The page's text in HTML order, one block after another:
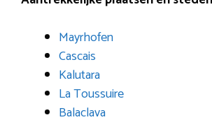
Mayrhofen
Cascais
Kalutara
La Toussuire
Balaclava